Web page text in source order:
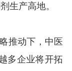
生产高地。
推动下，中医
多企业将开拓